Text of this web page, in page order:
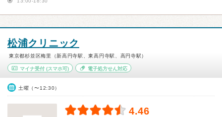
松浦クリニック
東京都杉並区梅里（新高円寺駅、東高円寺駅、高円寺駅）
マイナ受付 (スマホ可) 電子処方せん対応
土曜（〜12:30）
4.46